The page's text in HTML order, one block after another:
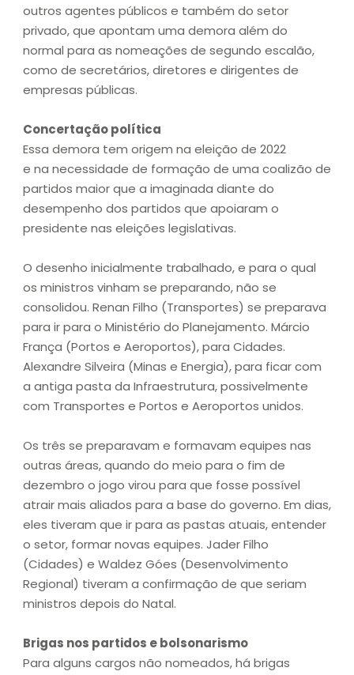
outros agentes públicos e também do setor
privado, que apontam uma demora além do
normal para as nomeações de segundo escalão,
como de secretários, diretores e dirigentes de
empresas públicas.
Concertação política
Essa demora tem origem na eleição de 2022
e na necessidade de formação de uma coalizão de
partidos maior que a imaginada diante do
desempenho dos partidos que apoiaram o
presidente nas eleições legislativas.
O desenho inicialmente trabalhado, e para o qual
os ministros vinham se preparando, não se
consolidou. Renan Filho (Transportes) se preparava
para ir para o Ministério do Planejamento. Márcio
França (Portos e Aeroportos), para Cidades.
Alexandre Silveira (Minas e Energia), para ficar com
a antiga pasta da Infraestrutura, possivelmente
com Transportes e Portos e Aeroportos unidos.
Os três se preparavam e formavam equipes nas
outras áreas, quando do meio para o fim de
dezembro o jogo virou para que fosse possível
atrair mais aliados para a base do governo. Em dias,
eles tiveram que ir para as pastas atuais, entender
o setor, formar novas equipes. Jader Filho
(Cidades) e Waldez Góes (Desenvolvimento
Regional) tiveram a confirmação de que seriam
ministros depois do Natal.
Brigas nos partidos e bolsonarismo
Para alguns cargos não nomeados, há brigas